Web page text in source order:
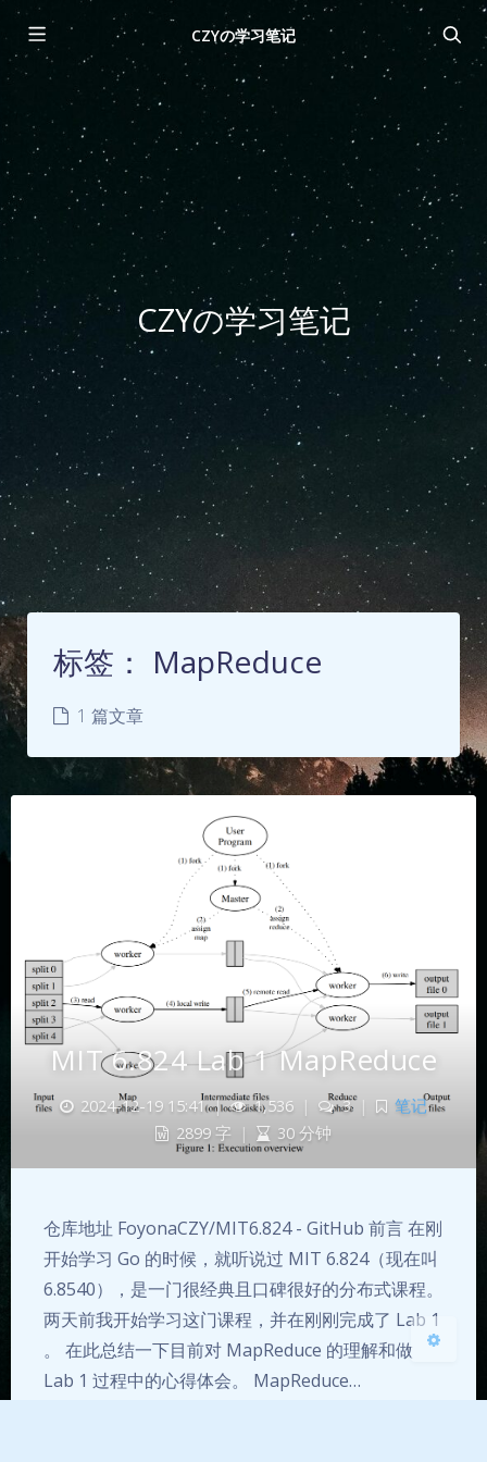
CZYの学习笔记
CZYの学习笔记
Sans Serif
关闭 日落 暗化 灰度
标签： MapReduce
1 篇文章
MIT 6.824 Lab 1 MapReduce
2024-12-19 15:41 | 1,536 | 3 |
笔记
2899 字
| 30 分钟
仓库地址 FoyonaCZY/MIT6.824 - GitHub 前言 在刚
开始学习 Go 的时候，就听说过 MIT 6.824（现在叫
6.8540），是一门很经典且口碑很好的分布式课程。
两天前我开始学习这门课程，并在刚刚完成了 Lab 1
。 在此总结一下目前对 MapReduce 的理解和做
Lab 1 过程中的心得体会。 MapReduce…